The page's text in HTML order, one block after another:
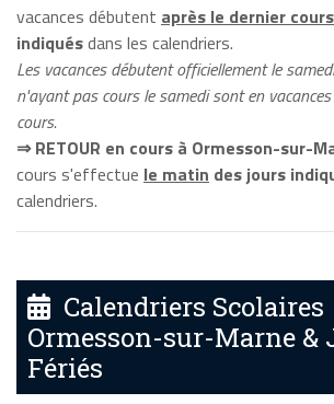
vacances débutent après le dernier cours
indiquésdans les calendriers.
Les vacances débutent officiellement le
n'ayant pas cours le samedi sont en
cours.
⇒ RETOUR en cours à Ormesson-sur-
cours s'effectue le matin des jours
calendriers.
Calendriers Scolaires
Ormesson-sur-Marne &
Fériés